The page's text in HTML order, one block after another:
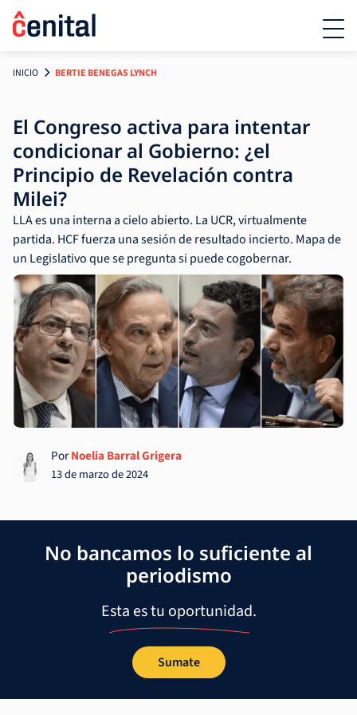
INICIO BERTIE BENEGAS LYNCH
El Congreso activa para intentar
condicionar al Gobierno: ¿el
Principio de Revelación contra
Milei?
LLA es una interna a cielo abierto. La UCR, virtualmente
partida. HCF fuerza una sesión de resultado incierto. Mapa de
un Legislativo que se pregunta si puede cogobernar.
PorNoelia Barral Grigera
13 de marzo de 2024
No bancamos lo suficiente al
periodismo
Esta es tu oportunidad.
Sumate